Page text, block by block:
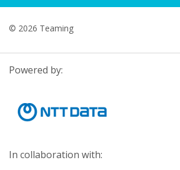
© 2026 Teaming
Powered by:
In collaboration with: